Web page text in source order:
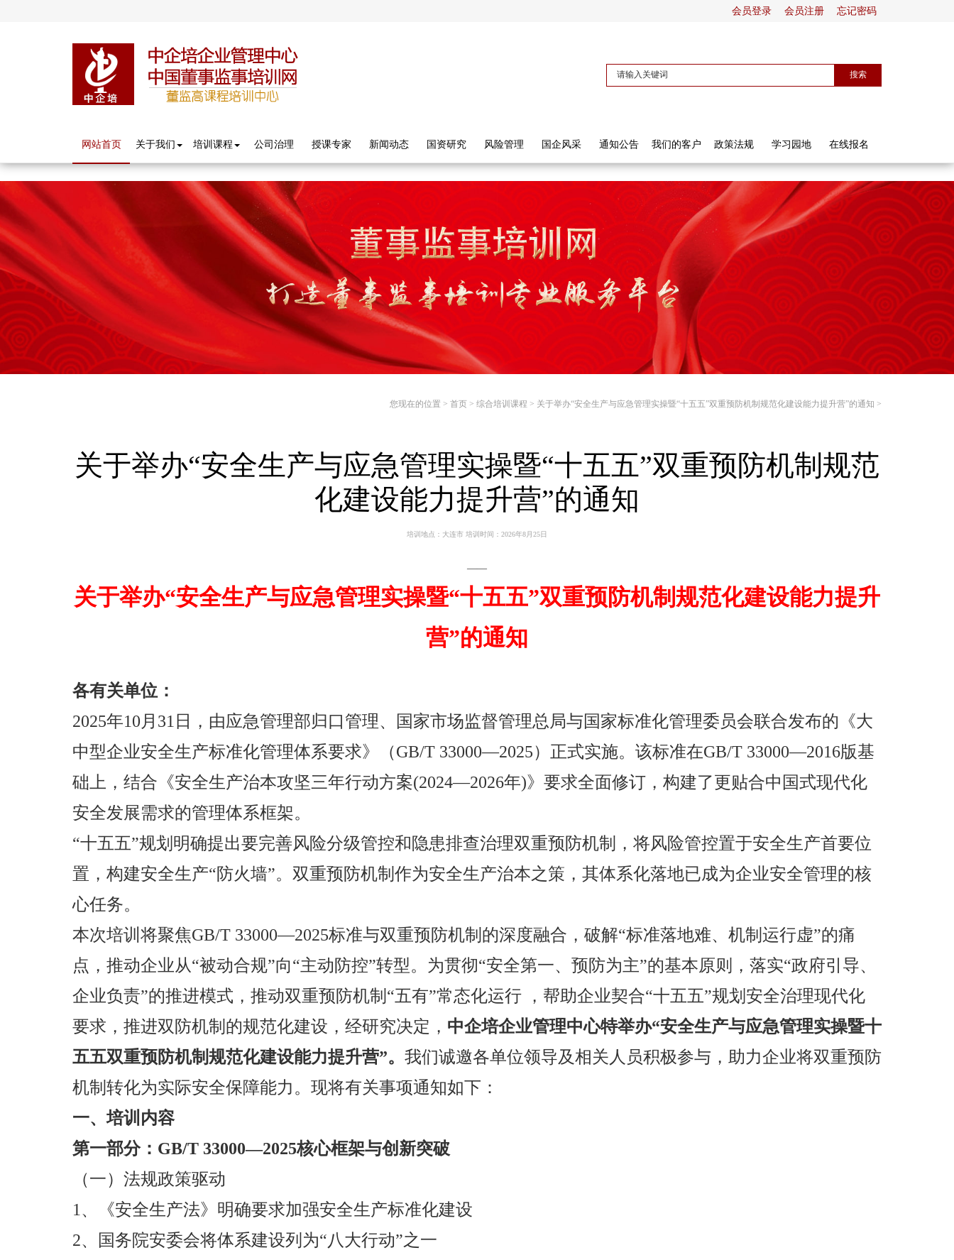
会员登录 会员注册 忘记密码
网站首页 关于我们 培训课程 公司治理 授课专家 新闻动态 国资研究 风险管理 国企风采 通知公告 我们的客户 政策法规 学习园地 在线报名
您现在的位置 > 首页 > 综合培训课程 > 关于举办“安全生产与应急管理实操暨“十五五”双重预防机制规范化建设能力提升营”的通知 >
关于举办“安全生产与应急管理实操暨“十五五”双重预防机制规范
化建设能力提升营”的通知
培训地点：大连市 培训时间：2026年8月25日
——
关于举办“安全生产与应急管理实操暨“十五五”双重预防机制规范化建设能力提升
营”的通知
各有关单位：
2025年10月31日，由应急管理部归口管理、国家市场监督管理总局与国家标准化管理委员会联合发布的《大
中型企业安全生产标准化管理体系要求》（GB/T 33000—2025）正式实施。该标准在GB/T 33000—2016版基
础上，结合《安全生产治本攻坚三年行动方案(2024—2026年)》要求全面修订，构建了更贴合中国式现代化
安全发展需求的管理体系框架。
“十五五”规划明确提出要完善风险分级管控和隐患排查治理双重预防机制，将风险管控置于安全生产首要位
置，构建安全生产“防火墙”。双重预防机制作为安全生产治本之策，其体系化落地已成为企业安全管理的核
心任务。
本次培训将聚焦GB/T 33000—2025标准与双重预防机制的深度融合，破解“标准落地难、机制运行虚”的痛
点，推动企业从“被动合规”向“主动防控”转型。为贯彻“安全第一、预防为主”的基本原则，落实“政府引导、
企业负责”的推进模式，推动双重预防机制“五有”常态化运行 ，帮助企业契合“十五五”规划安全治理现代化
要求，推进双防机制的规范化建设，经研究决定， 中企培企业管理中心特举办“安全生产与应急管理实操暨十
五五双重预防机制规范化建设能力提升营”。 我们诚邀各单位领导及相关人员积极参与，助力企业将双重预防
机制转化为实际安全保障能力。现将有关事项通知如下：
一、培训内容
第一部分：GB/T 33000—2025核心框架与创新突破
（一）法规政策驱动
1、《安全生产法》明确要求加强安全生产标准化建设
2、国务院安委会将体系建设列为“八大行动”之一